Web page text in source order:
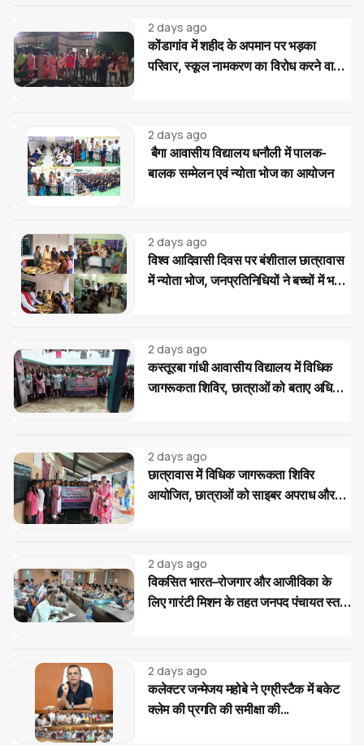
2 days ago
कोंडागांव में शहीद के अपमान पर भड़का
परिवार, स्कूल नामकरण का विरोध करने वालों
2 days ago
बैगा आवासीय विद्यालय धनौली में पालक-
बालक सम्मेलन एवं न्योता भोज का आयोजन
2 days ago
विश्व आदिवासी दिवस पर बंशीताल छात्रावास
में न्योता भोज, जनप्रतिनिधियों ने बच्चों में भरी
2 days ago
कस्तूरबा गांधी आवासीय विद्यालय में विधिक
जागरूकता शिविर, छात्राओं को बताए अधिकार
2 days ago
छात्रावास में विधिक जागरूकता शिविर
आयोजित, छात्राओं को साइबर अपराध और
2 days ago
विकसित भारत–रोजगार और आजीविका के
लिए गारंटी मिशन के तहत जनपद पंचायत स्तर
2 days ago
कलेक्टर जन्मेजय महोबे ने एग्रीस्टैक में बकेट
क्लेम की प्रगति की समीक्षा की...